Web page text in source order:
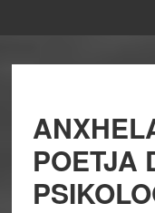
POETJA